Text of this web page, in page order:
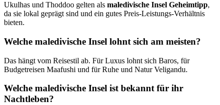
Ukulhas und Thoddoo gelten als maledivische Insel Geheimtipp,
da sie lokal geprägt sind und ein gutes Preis-Leistungs-Verhältnis
bieten.
Welche maledivische Insel lohnt sich am meisten?
Das hängt vom Reisestil ab. Für Luxus lohnt sich Baros, für
Budgetreisen Maafushi und für Ruhe und Natur Veligandu.
Welche maledivische Insel ist bekannt für ihr
Nachtleben?